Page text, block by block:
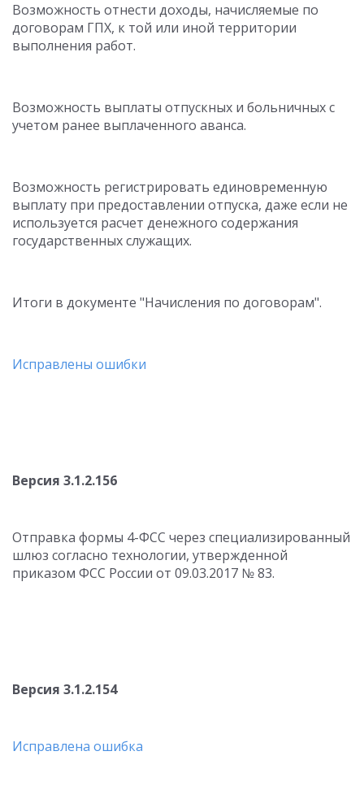
Возможность отнести доходы, начисляемые по
договорам ГПХ, к той или иной территории
выполнения работ.
Возможность выплаты отпускных и больничных с
учетом ранее выплаченного аванса.
Возможность регистрировать единовременную
выплату при предоставлении отпуска, даже если не
используется расчет денежного содержания
государственных служащих.
Итоги в документе "Начисления по договорам".
Исправлены ошибки
Версия 3.1.2.156
Отправка формы 4-ФСС через специализированный
шлюз согласно технологии, утвержденной
приказом ФСС России от 09.03.2017 № 83.
Версия 3.1.2.154
Исправлена ошибка